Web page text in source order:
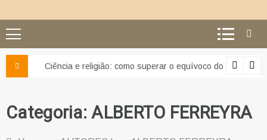
Ciência e religião: como superar o equívoco do conflito
Categoria:ALBERTO FERREYRA